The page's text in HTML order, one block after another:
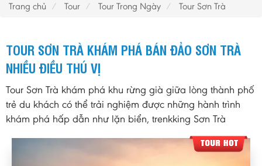
Trang chủ Tour Tour Trong Ngày Tour Sơn Trà
TOUR SƠN TRÀ KHÁM PHÁ BÁN ĐẢO SƠN TRÀ
NHIỀU ĐIỀU THÚ VỊ
Tour Sơn Trà khám phá khu rừng già giữa lòng thành phố
trẻ du khách có thể trải nghiệm được những hành trình
khám phá hấp dẫn như lặn biển, trenkking Sơn Trà